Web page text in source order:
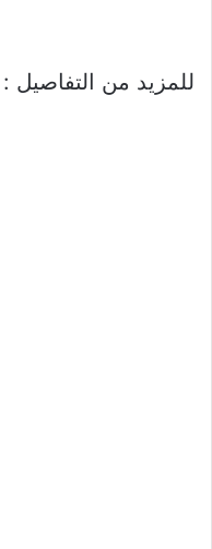
للمزيد من التفاصيل :